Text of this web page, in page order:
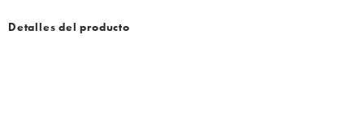
Detalles del producto